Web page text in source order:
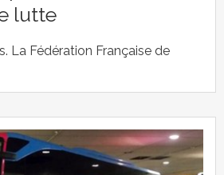
lutte
La Fédération Française de